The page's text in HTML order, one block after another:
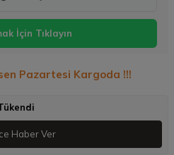
İçin Tıklayın
Pazartesi Kargoda !!!
Haber Ver